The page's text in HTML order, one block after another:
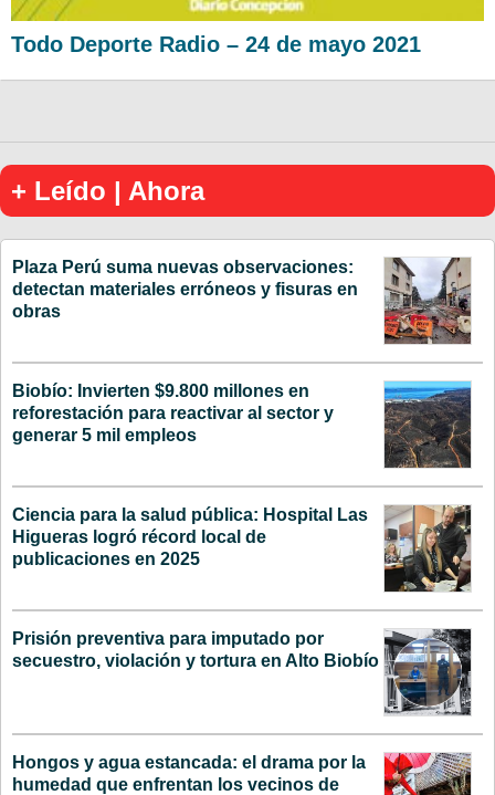
Todo Deporte Radio – 24 de mayo 2021
+ Leído | Ahora
Plaza Perú suma nuevas observaciones:
detectan materiales erróneos y fisuras en
obras
Biobío: Invierten $9.800 millones en
reforestación para reactivar al sector y
generar 5 mil empleos
Ciencia para la salud pública: Hospital Las
Higueras logró récord local de
publicaciones en 2025
Prisión preventiva para imputado por
secuestro, violación y tortura en Alto Biobío
Hongos y agua estancada: el drama por la
humedad que enfrentan los vecinos de